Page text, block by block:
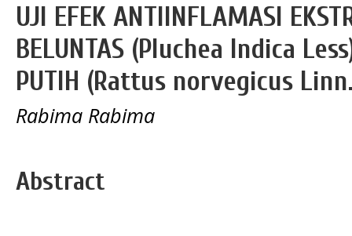
UJI EFEK ANTIINFLAMASI
BELUNTAS (Pluchea Indica
PUTIH (Rattus norvegicus
Rabima Rabima
Abstract